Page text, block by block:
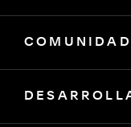
COMUNIDAD